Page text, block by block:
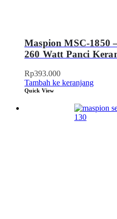
Maspion MSC-1850
260 Watt Panci
Rp393.000
Tambah ke keranjang
Quick View